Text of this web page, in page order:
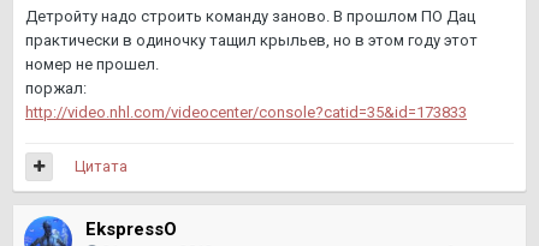
Детройту надо строить команду заново. В прошлом ПО Дац
практически в одиночку тащил крыльев, но в этом году этот
номер не прошел.
поржал:
http://video.nhl.com/videocenter/console?catid=35&id=173833
Цитата
EkspressO